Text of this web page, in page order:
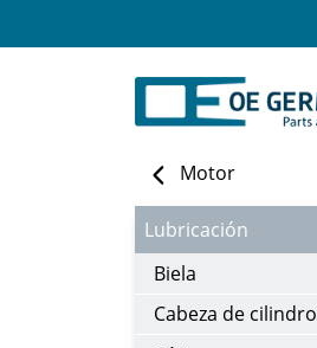
Motor
Lubricación
Biela
Cabeza de cilindro